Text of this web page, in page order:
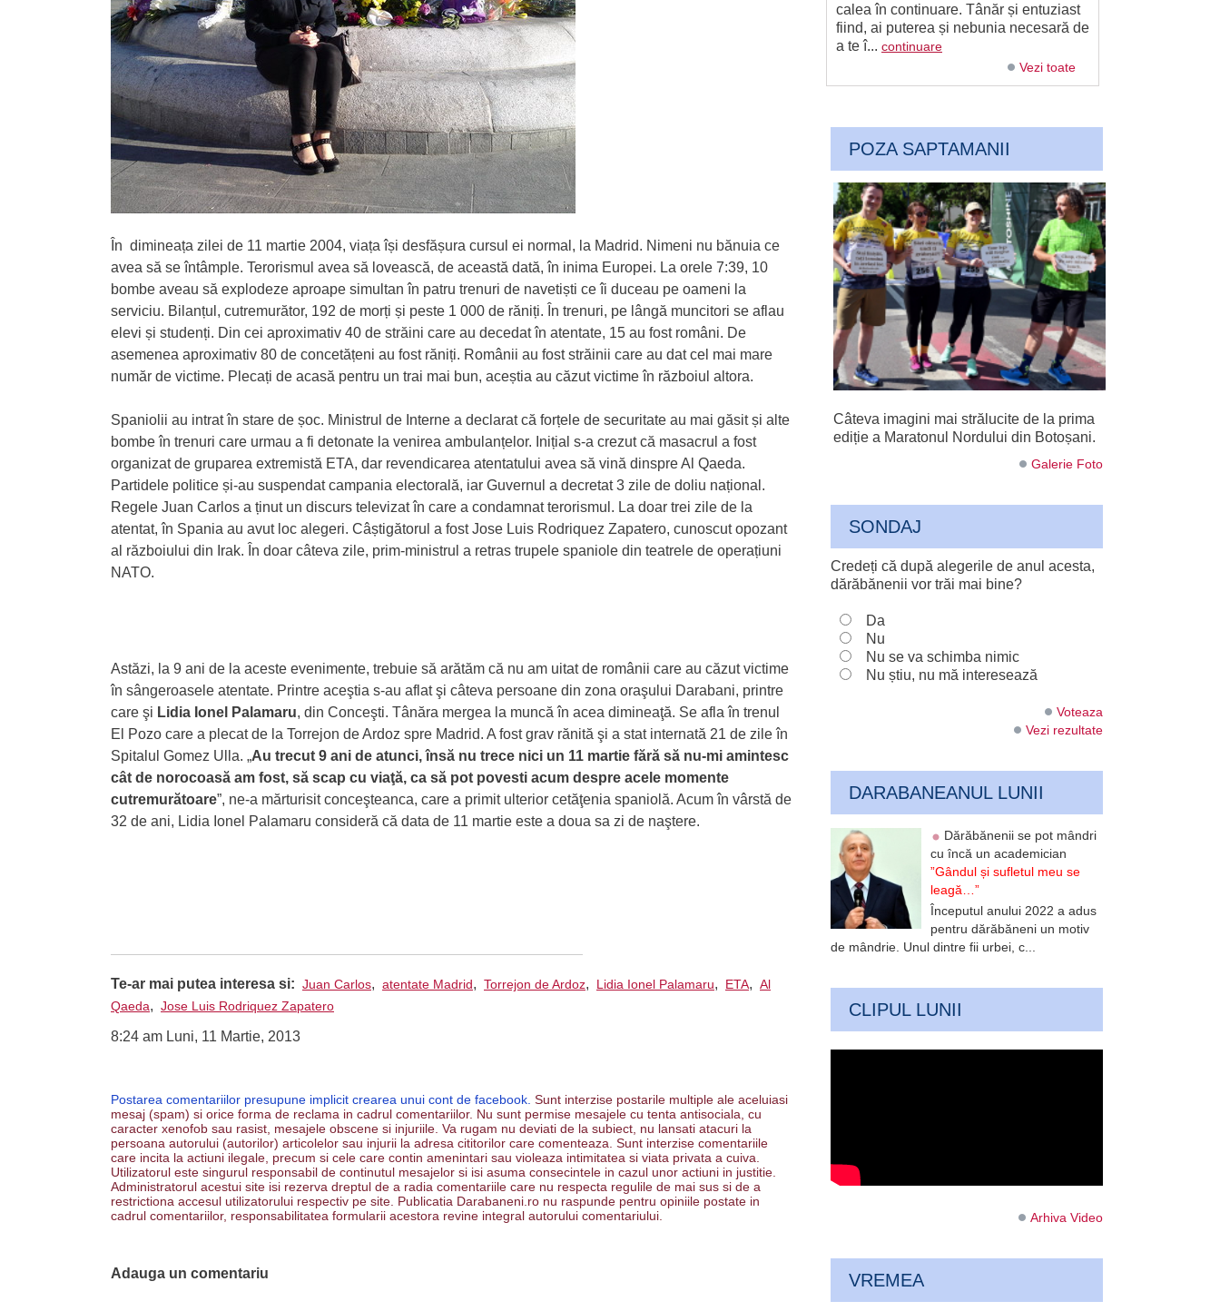
În dimineața zilei de 11 martie 2004, viața își desfășura cursul ei normal, la Madrid. Nimeni nu bănuia ce
avea să se întâmple. Terorismul avea să lovească, de această dată, în inima Europei. La orele 7:39, 10
bombe aveau să explodeze aproape simultan în patru trenuri de navetiști ce îi duceau pe oameni la
serviciu. Bilanțul, cutremurător, 192 de morți și peste 1 000 de răniți. În trenuri, pe lângă muncitori se aflau
elevi și studenți. Din cei aproximativ 40 de străini care au decedat în atentate, 15 au fost români. De
asemenea aproximativ 80 de concetățeni au fost răniți. Românii au fost străinii care au dat cel mai mare
număr de victime. Plecați de acasă pentru un trai mai bun, aceștia au căzut victime în războiul altora.
Spaniolii au intrat în stare de șoc. Ministrul de Interne a declarat că forțele de securitate au mai găsit și alte
bombe în trenuri care urmau a fi detonate la venirea ambulanțelor. Inițial s-a crezut că masacrul a fost
organizat de gruparea extremistă ETA, dar revendicarea atentatului avea să vină dinspre Al Qaeda.
Partidele politice și-au suspendat campania electorală, iar Guvernul a decretat 3 zile de doliu național.
Regele Juan Carlos a ținut un discurs televizat în care a condamnat terorismul. La doar trei zile de la
atentat, în Spania au avut loc alegeri. Câștigătorul a fost Jose Luis Rodriquez Zapatero, cunoscut opozant
al războiului din Irak. În doar câteva zile, prim-ministrul a retras trupele spaniole din teatrele de operațiuni
NATO.
Astăzi, la 9 ani de la aceste evenimente, trebuie să arătăm că nu am uitat de românii care au căzut victime
în sângeroasele atentate. Printre aceştia s-au aflat şi câteva persoane din zona oraşului Darabani, printre
care şi Lidia Ionel Palamaru, din Conceşti. Tânăra mergea la muncă în acea dimineaţă. Se afla în trenul
El Pozo care a plecat de la Torrejon de Ardoz spre Madrid. A fost grav rănită şi a stat internată 21 de zile în
Spitalul Gomez Ulla. „Au trecut 9 ani de atunci, însă nu trece nici un 11 martie fără să nu-mi amintesc
cât de norocoasă am fost, să scap cu viaţă, ca să pot povesti acum despre acele momente
cutremurătoare”, ne-a mărturisit conceşteanca, care a primit ulterior cetăţenia spaniolă. Acum în vârstă de
32 de ani, Lidia Ionel Palamaru consideră că data de 11 martie este a doua sa zi de naştere.
Te-ar mai putea interesa si: Juan Carlos, atentate Madrid, Torrejon de Ardoz, Lidia Ionel Palamaru, ETA, Al
Qaeda, Jose Luis Rodriquez Zapatero
8:24 am Luni, 11 Martie, 2013
Postarea comentariilor presupune implicit crearea unui cont de facebook. Sunt interzise postarile multiple ale aceluiasi
mesaj (spam) si orice forma de reclama in cadrul comentariilor. Nu sunt permise mesajele cu tenta antisociala, cu
caracter xenofob sau rasist, mesajele obscene si injuriile. Va rugam nu deviati de la subiect, nu lansati atacuri la
persoana autorului (autorilor) articolelor sau injurii la adresa cititorilor care comenteaza. Sunt interzise comentariile
care incita la actiuni ilegale, precum si cele care contin amenintari sau violeaza intimitatea si viata privata a cuiva.
Utilizatorul este singurul responsabil de continutul mesajelor si isi asuma consecintele in cazul unor actiuni in justitie.
Administratorul acestui site isi rezerva dreptul de a radia comentariile care nu respecta regulile de mai sus si de a
restrictiona accesul utilizatorului respectiv pe site. Publicatia Darabaneni.ro nu raspunde pentru opiniile postate in
cadrul comentariilor, responsabilitatea formularii acestora revine integral autorului comentariului.
Adauga un comentariu
calea în continuare. Tânăr și entuziast
fiind, ai puterea și nebunia necesară de
a te î... continuare
Vezi toate
POZA SAPTAMANII
Câteva imagini mai strălucite de la prima
ediție a Maratonul Nordului din Botoșani.
Galerie Foto
SONDAJ
Credeți că după alegerile de anul acesta,
dărăbănenii vor trăi mai bine?
Da
Nu
Nu se va schimba nimic
Nu știu, nu mă interesează
Voteaza
Vezi rezultate
DARABANEANUL LUNII
Dărăbănenii se pot mândri
cu încă un academician
”Gândul și sufletul meu se
leagă…”
Începutul anului 2022 a adus
pentru dărăbăneni un motiv
de mândrie. Unul dintre fii urbei, c...
CLIPUL LUNII
Arhiva Video
VREMEA